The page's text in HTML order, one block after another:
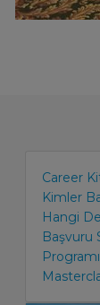
Career
Kimler
Hangi
Başvuru